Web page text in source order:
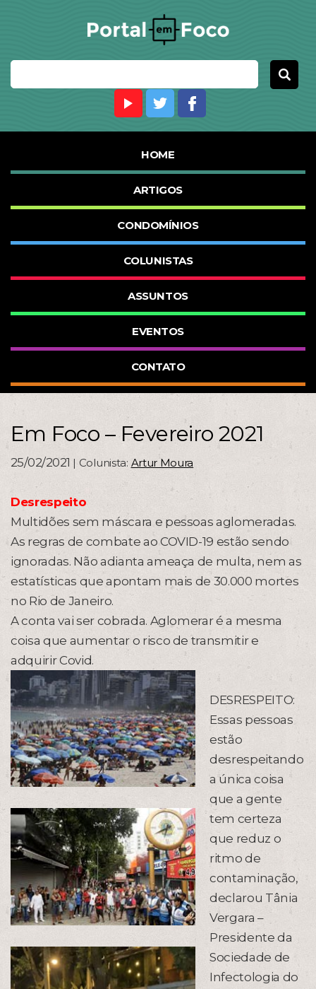
HOME
ARTIGOS
CONDOMÍNIOS
COLUNISTAS
ASSUNTOS
EVENTOS
CONTATO
Em Foco – Fevereiro 2021
25/02/2021 | Colunista: Artur Moura
Desrespeito
Multidões sem máscara e pessoas aglomeradas.
As regras de combate ao COVID-19 estão sendo
ignoradas. Não adianta ameaça de multa, nem as
estatísticas que apontam mais de 30.000 mortes
no Rio de Janeiro.
A conta vai ser cobrada. Aglomerar é a mesma
coisa que aumentar o risco de transmitir e
adquirir Covid.
DESRESPEITO:
Essas pessoas
estão
desrespeitando
a única coisa
que a gente
tem certeza
que reduz o
ritmo de
contaminação,
declarou Tânia
Vergara –
Presidente da
Sociedade de
Infectologia do